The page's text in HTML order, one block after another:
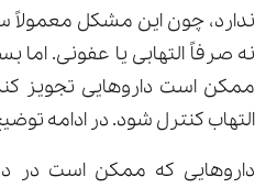
ندارد، چون این مشکل معمولاً
نه صرفاً التهابی یا عفونی.
ممکن است داروهایی تجویز
التهاب کنترل شود. در ادامه
داروهایی که ممکن است در